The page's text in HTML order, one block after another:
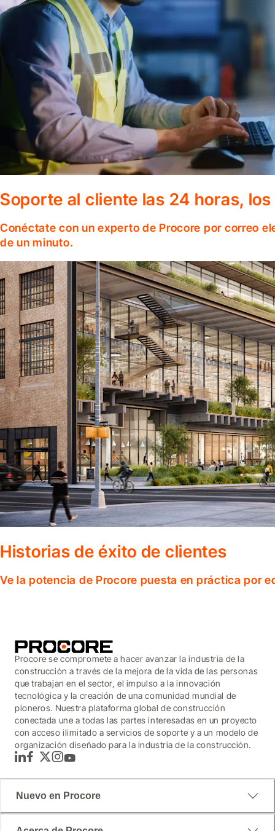
Soporte al cliente las 24 horas,
Conéctate con un experto de Procore por correo
de un minuto.
Historias de éxito de clientes
Ve la potencia de Procore puesta en práctica por
Procore se compromete a hacer avanzar la industria de la
construcción a través de la mejora de la vida de las personas
que trabajan en el sector, el impulso a la innovación
tecnológica y la creación de una comunidad mundial de
pioneros. Nuestra plataforma global de construcción
conectada une a todas las partes interesadas en un proyecto
con acceso ilimitado a servicios de soporte y a un modelo de
organización diseñado para la industria de la construcción.
LinkedInFacebook
TwitterInstagram
YouTube
Nuevo en Procore